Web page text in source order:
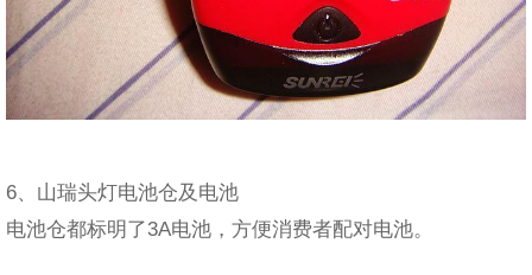
6、山瑞头灯电池仓及电池
电池仓都标明了3A电池，方便消费者配对电池。